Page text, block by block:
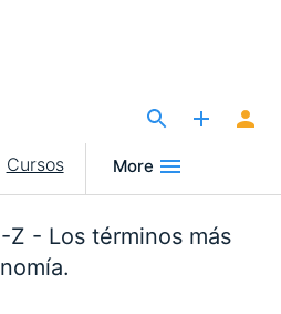
Cursos More
Z - Los términos más